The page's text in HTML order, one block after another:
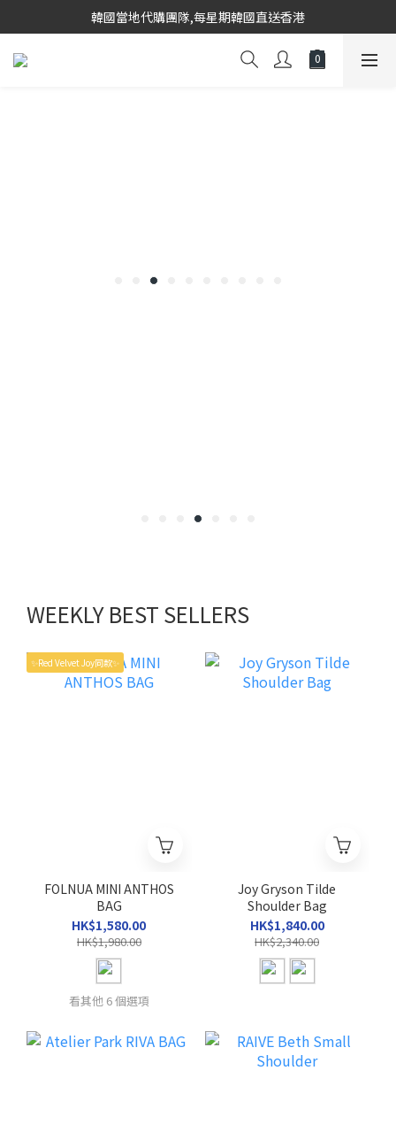
韓國當地代購團隊,每星期韓國直送香港
韓國當地代購團隊,每星期韓國直送香港
會員登入下單, 專享購物金回饋計劃
WEEKLY BEST SELLERS
✨Red Velvet Joy同款✨
FOLNUA MINI ANTHOS
BAG
HK$1,580.00
HK$1,980.00
看其他 6 個選項
Joy Gryson Tilde
Shoulder Bag
HK$1,840.00
HK$2,340.00